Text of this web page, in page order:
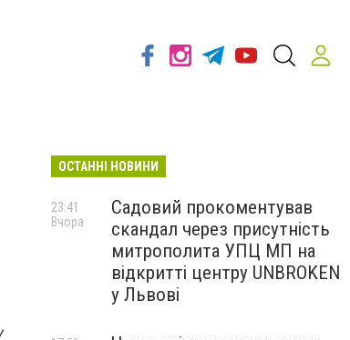
ОСТАННІ НОВИНИ
Садовий прокоментував
скандал через присутність
митрополита УПЦ МП на
відкритті центру UNBROKEN
у Львові
23:41
Вчора